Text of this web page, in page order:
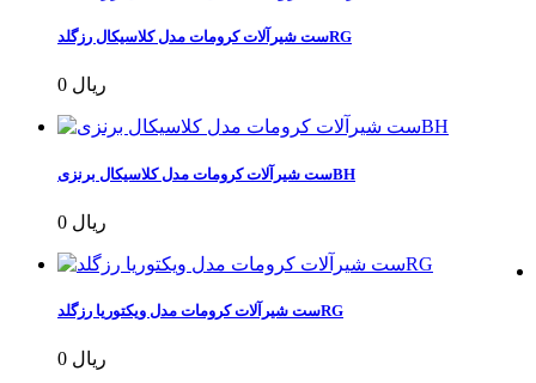
ست شیرآلات کرومات مدل کلاسیکال رزگلدRG
0 ریال
ست شیرآلات کرومات مدل کلاسیکال برنزیBH
0 ریال
ست شیرآلات کرومات مدل ویکتوریا رزگلدRG
0 ریال